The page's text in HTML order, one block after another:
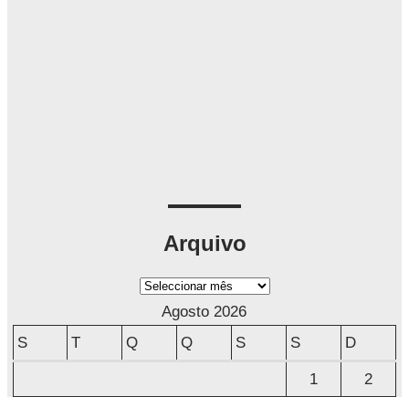
Arquivo
A
Agosto 2026
S
T Q Q S S D
1
2